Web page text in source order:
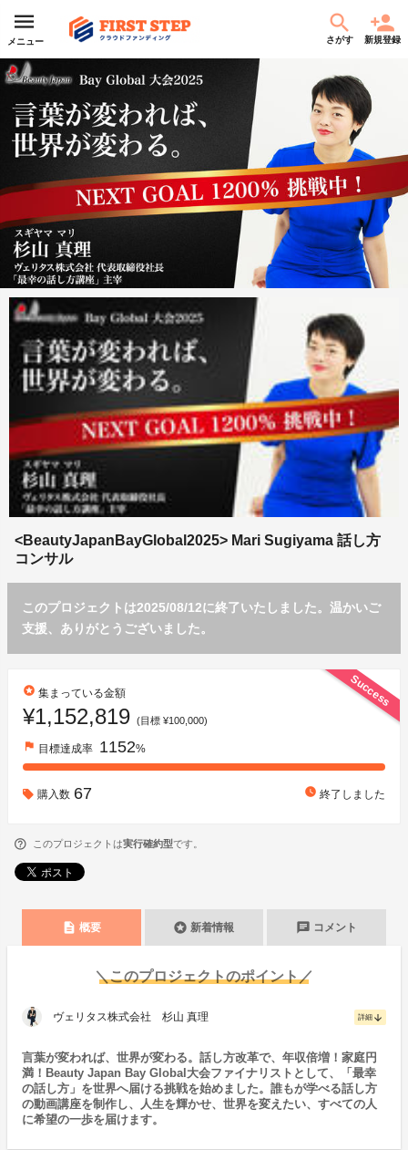
メニュー さがす 新規登録
<BeautyJapanBayGlobal2025> Mari Sugiyama 話し方
コンサル
このプロジェクトは2025/08/12に終了いたしました。温かいご
支援、ありがとうございました。
Success
stars 集まっている金額
¥1,152,819 (目標 ¥100,000)
flag 目標達成率 1152%
購入数 67 watch_later 終了しました
このプロジェクトは実行確約型です。
description 概要 stars 新着情報 chat コメント
＼このプロジェクトのポイント／
ヴェリタス株式会社 杉山 真理 詳細 arrow_downward
言葉が変われば、世界が変わる。話し方改革で、年収倍増！家庭円
満！Beauty Japan Bay Global大会ファイナリストとして、「最幸
の話し方」を世界へ届ける挑戦を始めました。誰もが学べる話し方
の動画講座を制作し、人生を輝かせ、世界を変えたい、すべての人
に希望の一歩を届けます。